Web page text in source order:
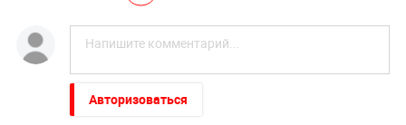
Авторизоваться